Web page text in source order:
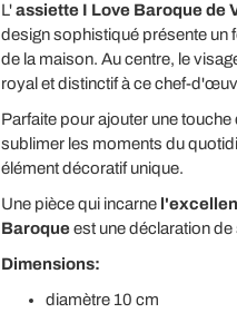
L'assiette I Love Baroque de
design sophistiqué présente un
de la maison. Au centre, le
royal et distinctif à ce chef-
Parfaite pour ajouter une touche
sublimer les moments du
élément décoratif unique.
Une pièce qui incarne
Baroqueest une déclaration de
Dimensions:
diamètre 10 cm